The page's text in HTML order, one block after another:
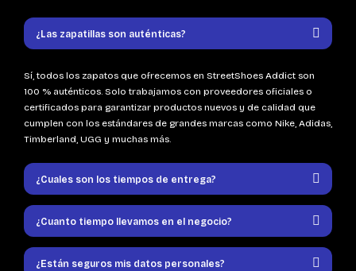
¿Las zapatillas son auténticas?
Sí, todos los zapatos que ofrecemos en StreetShoes Addict son
100 % auténticos. Solo trabajamos con proveedores oficiales o
certificados para garantizar productos nuevos y de calidad que
cumplen con los estándares de grandes marcas como Nike, Adidas,
Timberland, UGG y muchas más.
¿Cuales son los tiempos de entrega?
¿Cuanto tiempo llevamos en el negocio?
¿Están seguros mis datos personales?